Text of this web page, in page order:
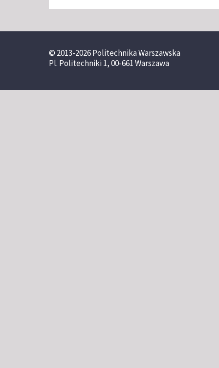
© 2013-2026 Politechnika Warszawska
Pl. Politechniki 1, 00-661 Warszawa